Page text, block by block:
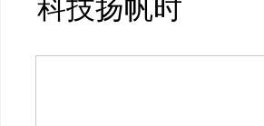
科技扬帆时